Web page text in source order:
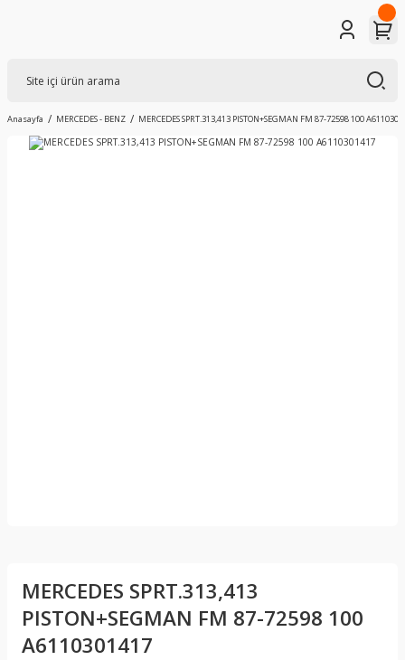
Anasayfa MERCEDES - BENZ MERCEDES SPRT.313,413 PISTON+SEGMAN FM 87-72598 100
MERCEDES SPRT.313,413
PISTON+SEGMAN FM 87-72598 100
A6110301417